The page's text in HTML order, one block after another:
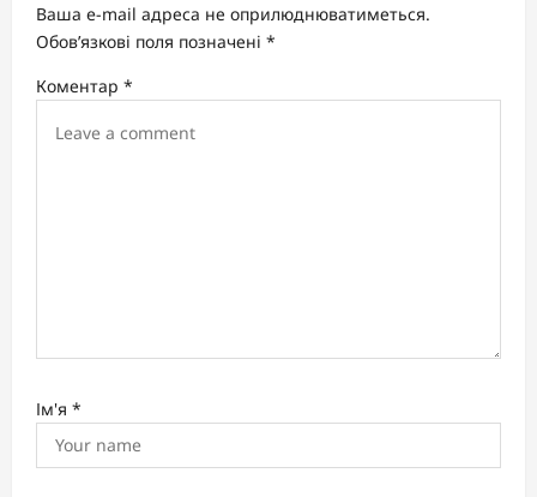
a
i
Ваша e-mail адреса не оприлюднюватиметься.
Обов’язкові поля позначені *
Коментар *
Ім'я *